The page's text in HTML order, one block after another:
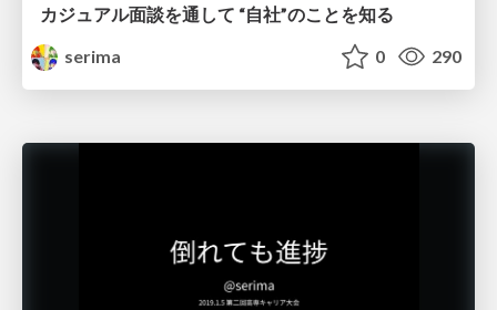
カジュアル面談を通して “自社”のことを知る
serima
0 290